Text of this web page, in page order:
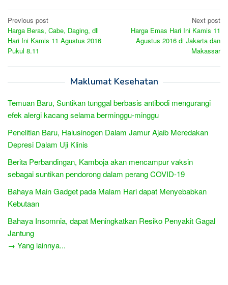
Post
navigation
Previous post
Harga Beras, Cabe, Daging, dll
Hari Ini Kamis 11 Agustus 2016
Pukul 8.11
Next post
Harga Emas Hari Ini Kamis 11
Agustus 2016 di Jakarta dan
Makassar
Maklumat Kesehatan
Temuan Baru, Suntikan tunggal berbasis antibodi mengurangi
efek alergi kacang selama berminggu-minggu
Penelitian Baru, Halusinogen Dalam Jamur Ajaib Meredakan
Depresi Dalam Uji Klinis
Berita Perbandingan, Kamboja akan mencampur vaksin
sebagai suntikan pendorong dalam perang COVID-19
Bahaya Main Gadget pada Malam Hari dapat Menyebabkan
Kebutaan
Bahaya Insomnia, dapat Meningkatkan Resiko Penyakit Gagal
Jantung
→ Yang lainnya...